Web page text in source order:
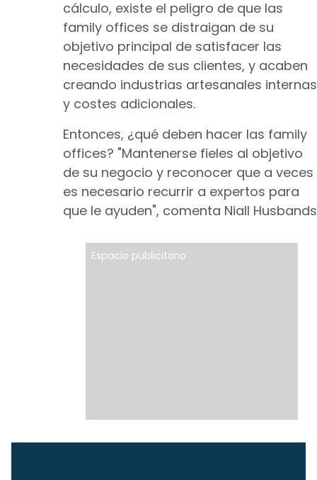
cálculo, existe el peligro de que las
family offices se distraigan de su
objetivo principal de satisfacer las
necesidades de sus clientes, y acaben
creando industrias artesanales internas
y costes adicionales.
Entonces, ¿qué deben hacer las family
offices? "Mantenerse fieles al objetivo
de su negocio y reconocer que a veces
es necesario recurrir a expertos para
que le ayuden", comenta Niall
Espacio publicitario